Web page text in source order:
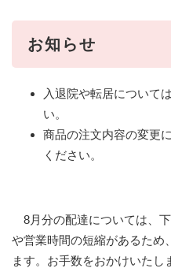
お知らせ
入退院や転居について
い。
商品の注文内容の変更
ください。
8月分の配達については、
や営業時間の短縮があるため
ます。お手数をおかけいた